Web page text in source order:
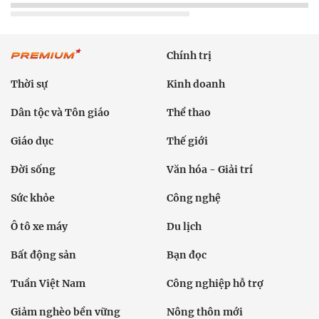
Chính trị
Thời sự Kinh doanh
Dân tộc và Tôn giáo Thể thao
Giáo dục Thế giới
Đời sống Văn hóa - Giải trí
Sức khỏe Công nghệ
Ô tô xe máy Du lịch
Bất động sản Bạn đọc
Tuần Việt Nam Công nghiệp hỗ trợ
Giảm nghèo bền vững Nông thôn mới